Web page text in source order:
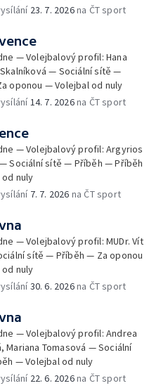
23. 7. 2026na ČT sport
— Volejbalový profil: Hana
— Sociální sítě —
oponou — Volejbal od nuly
14. 7. 2026na ČT sport
— Volejbalový profil: Argyrios
Sociální sítě — Příběh — Příběh
nuly
7. 7. 2026 na ČT sport
— Volejbalový profil: MUDr. Vít
sítě — Příběh — Za oponou
nuly
30. 6. 2026na ČT sport
— Volejbalový profil: Andrea
Mariana Tomasová — Sociální
— Volejbal od nuly
22. 6. 2026na ČT sport